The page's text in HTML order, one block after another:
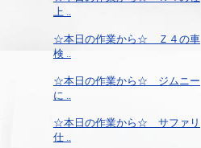
上 ..
☆本日の作業から☆ Ｚ４の車
検 ..
☆本日の作業から☆ ジムニー
に ..
☆本日の作業から☆ サファリ
仕 ..